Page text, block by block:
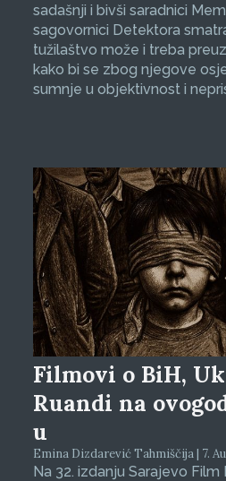
sadašnji i bivši saradnici
sagovornici Detektora
tužilaštvo može i treba
kako bi se zbog njegove
sumnje u objektivnost i
Filmovi o BiH,
Ruandi na
u
Emina Dizdarević Tahmiščija | 7.
Na 32. izdanju Sarajevo Film